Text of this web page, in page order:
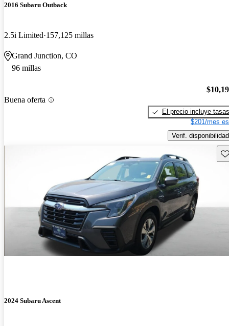
2016 Subaru Outback
2.5i Limited 157,125 millas
Grand Junction, CO
96 millas
Buena oferta
El precio incluye tasas
$201/mes
Verif. disponibilidad
2024 Subaru Ascent